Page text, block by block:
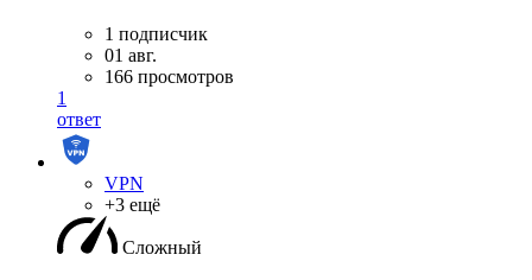
1 подписчик
01 авг.
166 просмотров
1
ответ
VPN
+3 ещё
Сложный